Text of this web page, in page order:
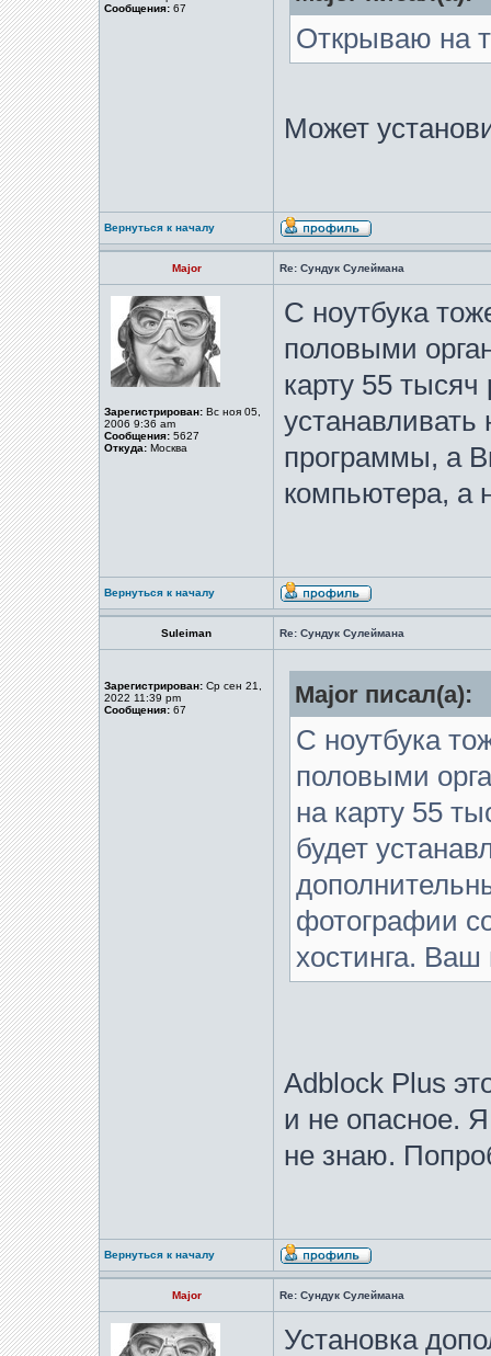
Сообщения: 67
Открываю на
Может
Вернуться к началу
Major Re: Сундук Сулеймана
Зарегистрирован: Вс ноя 05,
2006 9:36 am
Сообщения: 5627
Откуда: Москва
С ноутбука
половыми
карту 55
программы, а
компьютера, а
Вернуться к началу
Suleiman Re: Сундук Сулеймана
Зарегистрирован: Ср сен 21,
2022 11:39 pm
Сообщения: 67
Major писал(а):
С ноутбука
половыми
на карту 55
будет
фотографии
хостинга.
Adblock Plus
и не опасное.
не знаю.
Вернуться к началу
Major Re: Сундук Сулеймана
Установка